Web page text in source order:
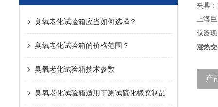
臭氧老化试验箱应当如何选择？
臭氧老化试验箱的价格范围？
臭氧老化试验箱技术参数
臭氧老化试验箱适用于测试硫化橡胶制品
夹具
上海
仪器
湿热
产